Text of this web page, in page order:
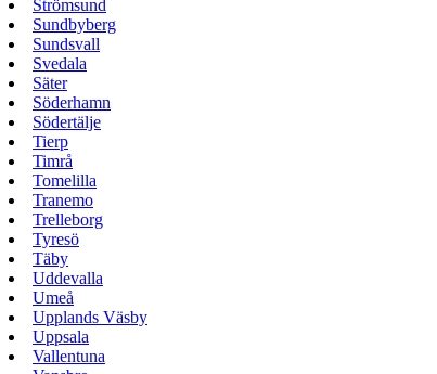
Strömsund
Sundbyberg
Sundsvall
Svedala
Säter
Söderhamn
Södertälje
Tierp
Timrå
Tomelilla
Tranemo
Trelleborg
Tyresö
Täby
Uddevalla
Umeå
Upplands Väsby
Uppsala
Vallentuna